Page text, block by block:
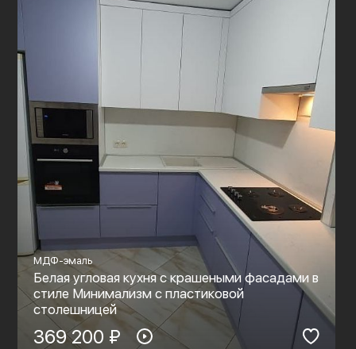
МДФ-эмаль
Белая угловая кухня с крашеными фасадами в
стиле Минимализм с пластиковой
столешницей
369 200 ₽